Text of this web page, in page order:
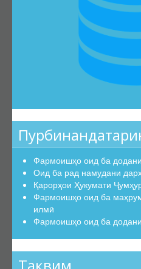
Эътирофи баробарарзишии
Аттестатсияи такрорӣ
Шиносномаи ихтисосҳо
Бюллетени КОА
Санадҳои меъёрии ҳуқуқӣ
Конститутсияи ҶТ
Амру фармонҳои Президенти
Қарорҳои Ҳукумати ҶТ
Маҷаллаҳои
Маҷаллаҳои тақризшавандаи
Қоидаҳои бақайдгирии маҷалла
Феҳристи муваққатии
Фармоишҳо оид ба
Оид ба рад намудани
Қарорҳои Ҳукумати
Фармоишҳо оид ба
илмӣ
Фармоишҳо оид ба